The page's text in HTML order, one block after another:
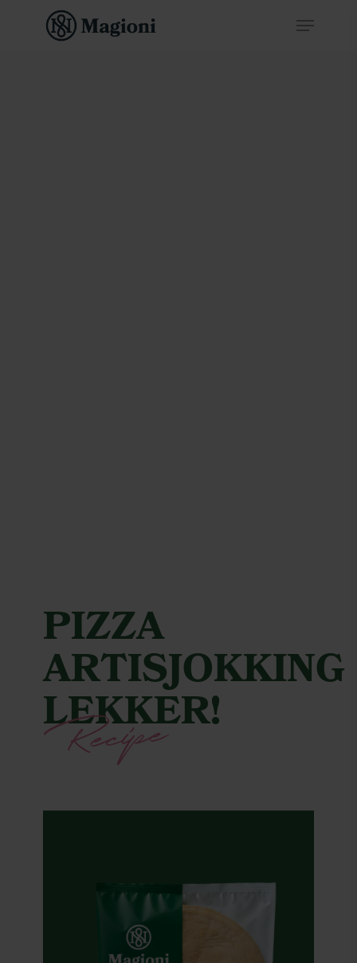
PIZZA
ARTISJOKKING
LEKKER!
Recipe